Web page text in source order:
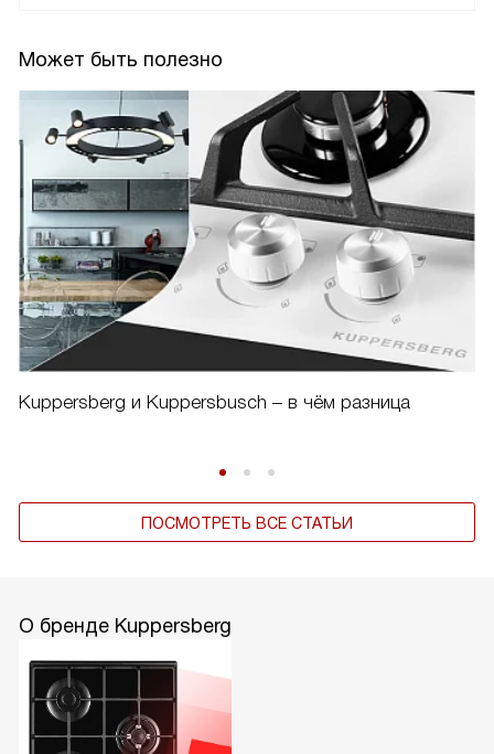
Может быть полезно
Kuppersberg и Kuppersbusch – в чём разница
ПОСМОТРЕТЬ ВСЕ СТАТЬИ
О бренде Kuppersberg